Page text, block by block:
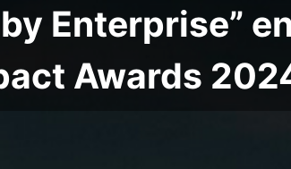
Enterprise”
Awards